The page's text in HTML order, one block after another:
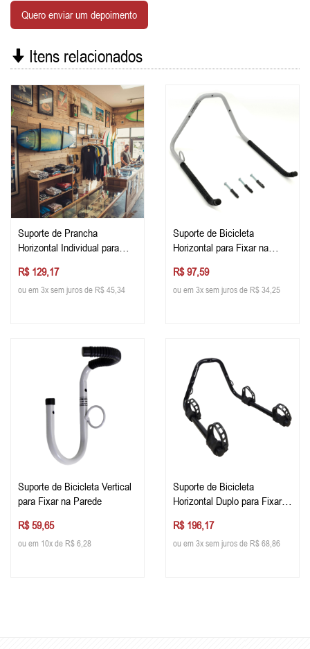
Quero enviar um depoimento
Itens relacionados
Suporte de Prancha
Horizontal Individual para
R$ 129,17
ou em 3x sem juros de R$ 45,34
Suporte de Bicicleta
Horizontal para Fixar na
R$ 97,59
ou em 3x sem juros de R$ 34,25
Suporte de Bicicleta Vertical
para Fixar na Parede
R$ 59,65
ou em 10x de R$ 6,28
Suporte de Bicicleta
Horizontal Duplo para Fixar
R$ 196,17
ou em 3x sem juros de R$ 68,86